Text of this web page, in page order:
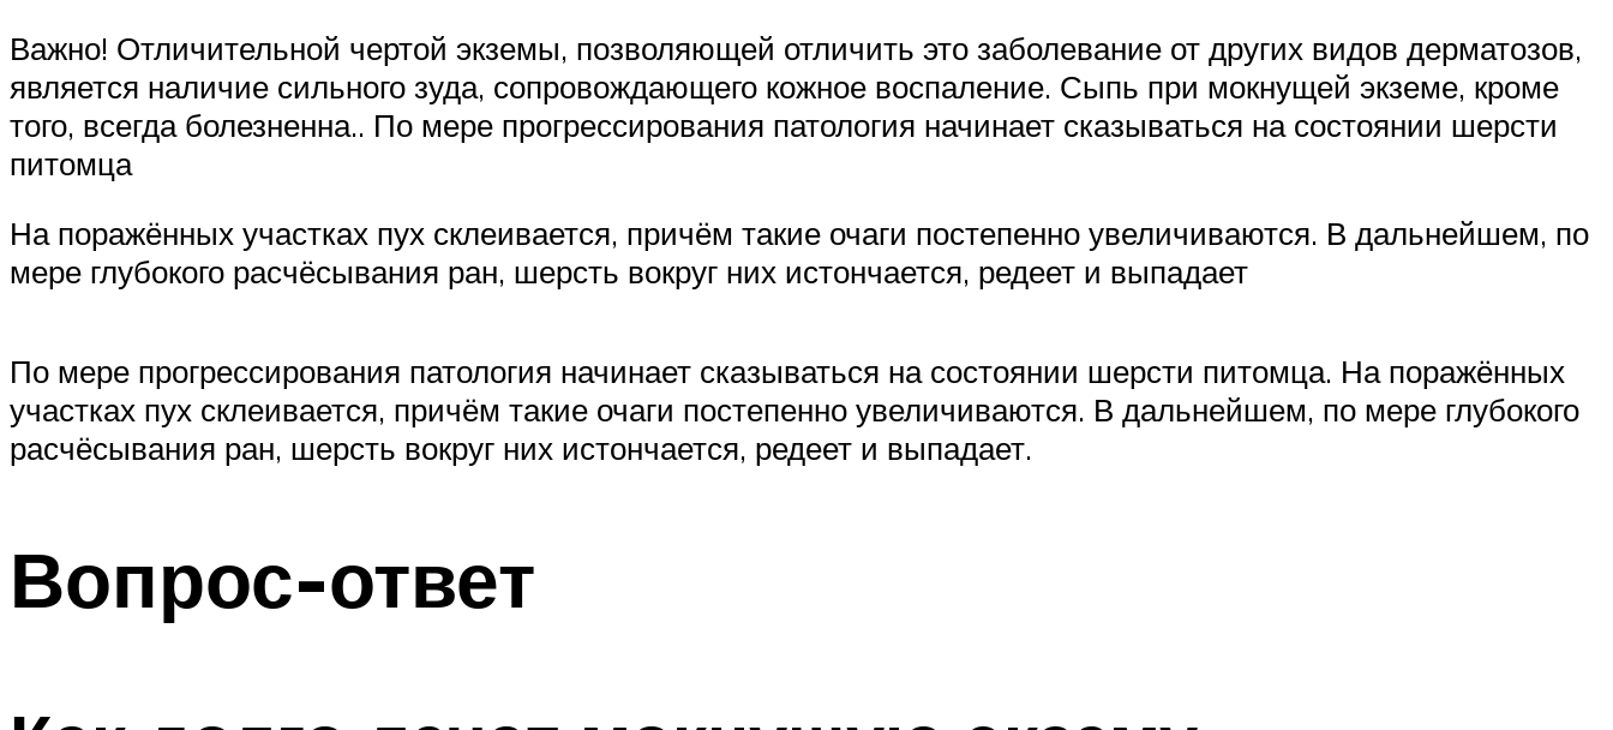
Важно! Отличительной чертой экземы, позволяющей отличить это заболевание от других видов дерматозов,
является наличие сильного зуда, сопровождающего кожное воспаление. Сыпь при мокнущей экземе, кроме
того, всегда болезненна.. По мере прогрессирования патология начинает сказываться на состоянии шерсти
питомца
На поражённых участках пух склеивается, причём такие очаги постепенно увеличиваются. В дальнейшем, по
мере глубокого расчёсывания ран, шерсть вокруг них истончается, редеет и выпадает
По мере прогрессирования патология начинает сказываться на состоянии шерсти питомца. На поражённых
участках пух склеивается, причём такие очаги постепенно увеличиваются. В дальнейшем, по мере глубокого
расчёсывания ран, шерсть вокруг них истончается, редеет и выпадает.
Вопрос-ответ